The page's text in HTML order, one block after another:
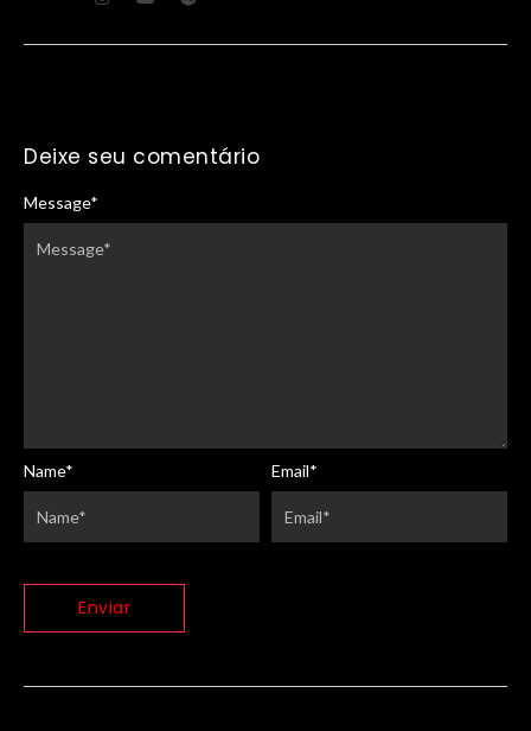
Deixe seu comentário
Message*
Name* Email*